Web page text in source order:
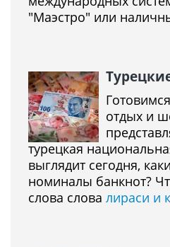
"Маэстро" или
отдых и
турецкая
выглядит сегодня,
номиналы банкнот?
слова слова лираси и